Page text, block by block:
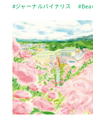
#ジャーナルバイナリス